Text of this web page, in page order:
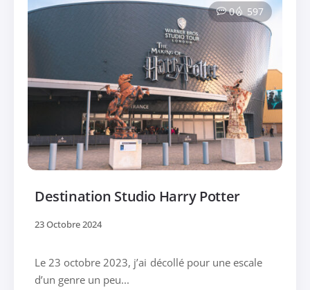
0 597
Destination Studio Harry Potter
23 Octobre 2024
Le 23 octobre 2023, j’ai décollé pour une escale
d’un genre un peu...